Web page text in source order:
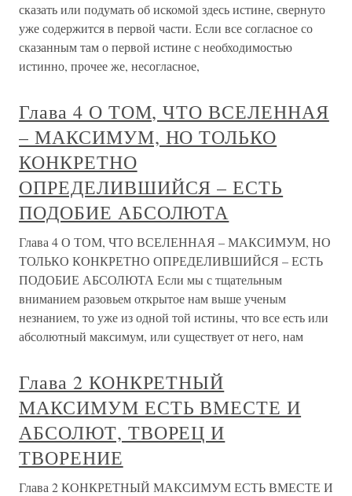
сказать или подумать об искомой здесь истине, свернуто
уже содержится в первой части. Если все согласное со
сказанным там о первой истине с необходимостью
истинно, прочее же, несогласное,
Глава 4 О ТОМ, ЧТО ВСЕЛЕННАЯ
– МАКСИМУМ, НО ТОЛЬКО
КОНКРЕТНО
ОПРЕДЕЛИВШИЙСЯ – ЕСТЬ
ПОДОБИЕ АБСОЛЮТА
Глава 4 О ТОМ, ЧТО ВСЕЛЕННАЯ – МАКСИМУМ, НО
ТОЛЬКО КОНКРЕТНО ОПРЕДЕЛИВШИЙСЯ – ЕСТЬ
ПОДОБИЕ АБСОЛЮТА Если мы с тщательным
вниманием разовьем открытое нам выше ученым
незнанием, то уже из одной той истины, что все есть или
абсолютный максимум, или существует от него, нам
Глава 2 КОНКРЕТНЫЙ
МАКСИМУМ ЕСТЬ ВМЕСТЕ И
АБСОЛЮТ, ТВОРЕЦ И
ТВОРЕНИЕ
Глава 2 КОНКРЕТНЫЙ МАКСИМУМ ЕСТЬ ВМЕСТЕ И